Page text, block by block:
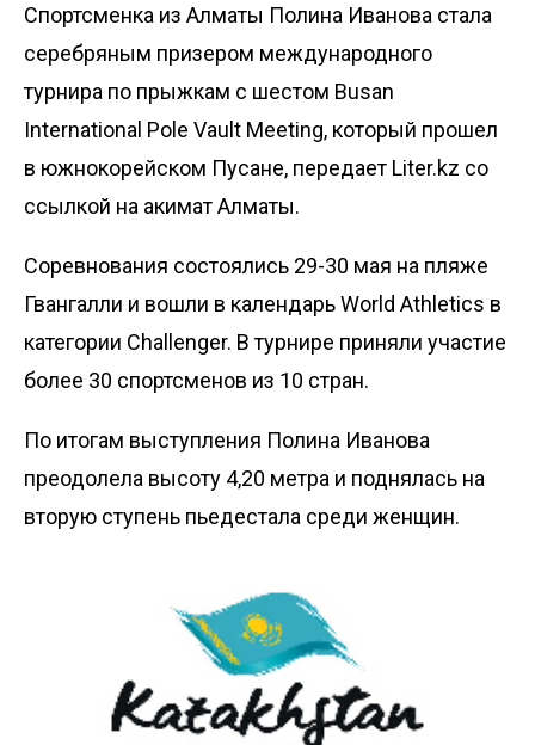
Спортсменка из Алматы Полина Иванова стала
серебряным призером международного
турнира по прыжкам с шестом Busan
International Pole Vault Meeting, который прошел
в южнокорейском Пусане, передает Liter.kz со
ссылкой на акимат Алматы.
Соревнования состоялись 29-30 мая на пляже
Гвангалли и вошли в календарь World Athletics в
категории Challenger. В турнире приняли участие
более 30 спортсменов из 10 стран.
По итогам выступления Полина Иванова
преодолела высоту 4,20 метра и поднялась на
вторую ступень пьедестала среди женщин.